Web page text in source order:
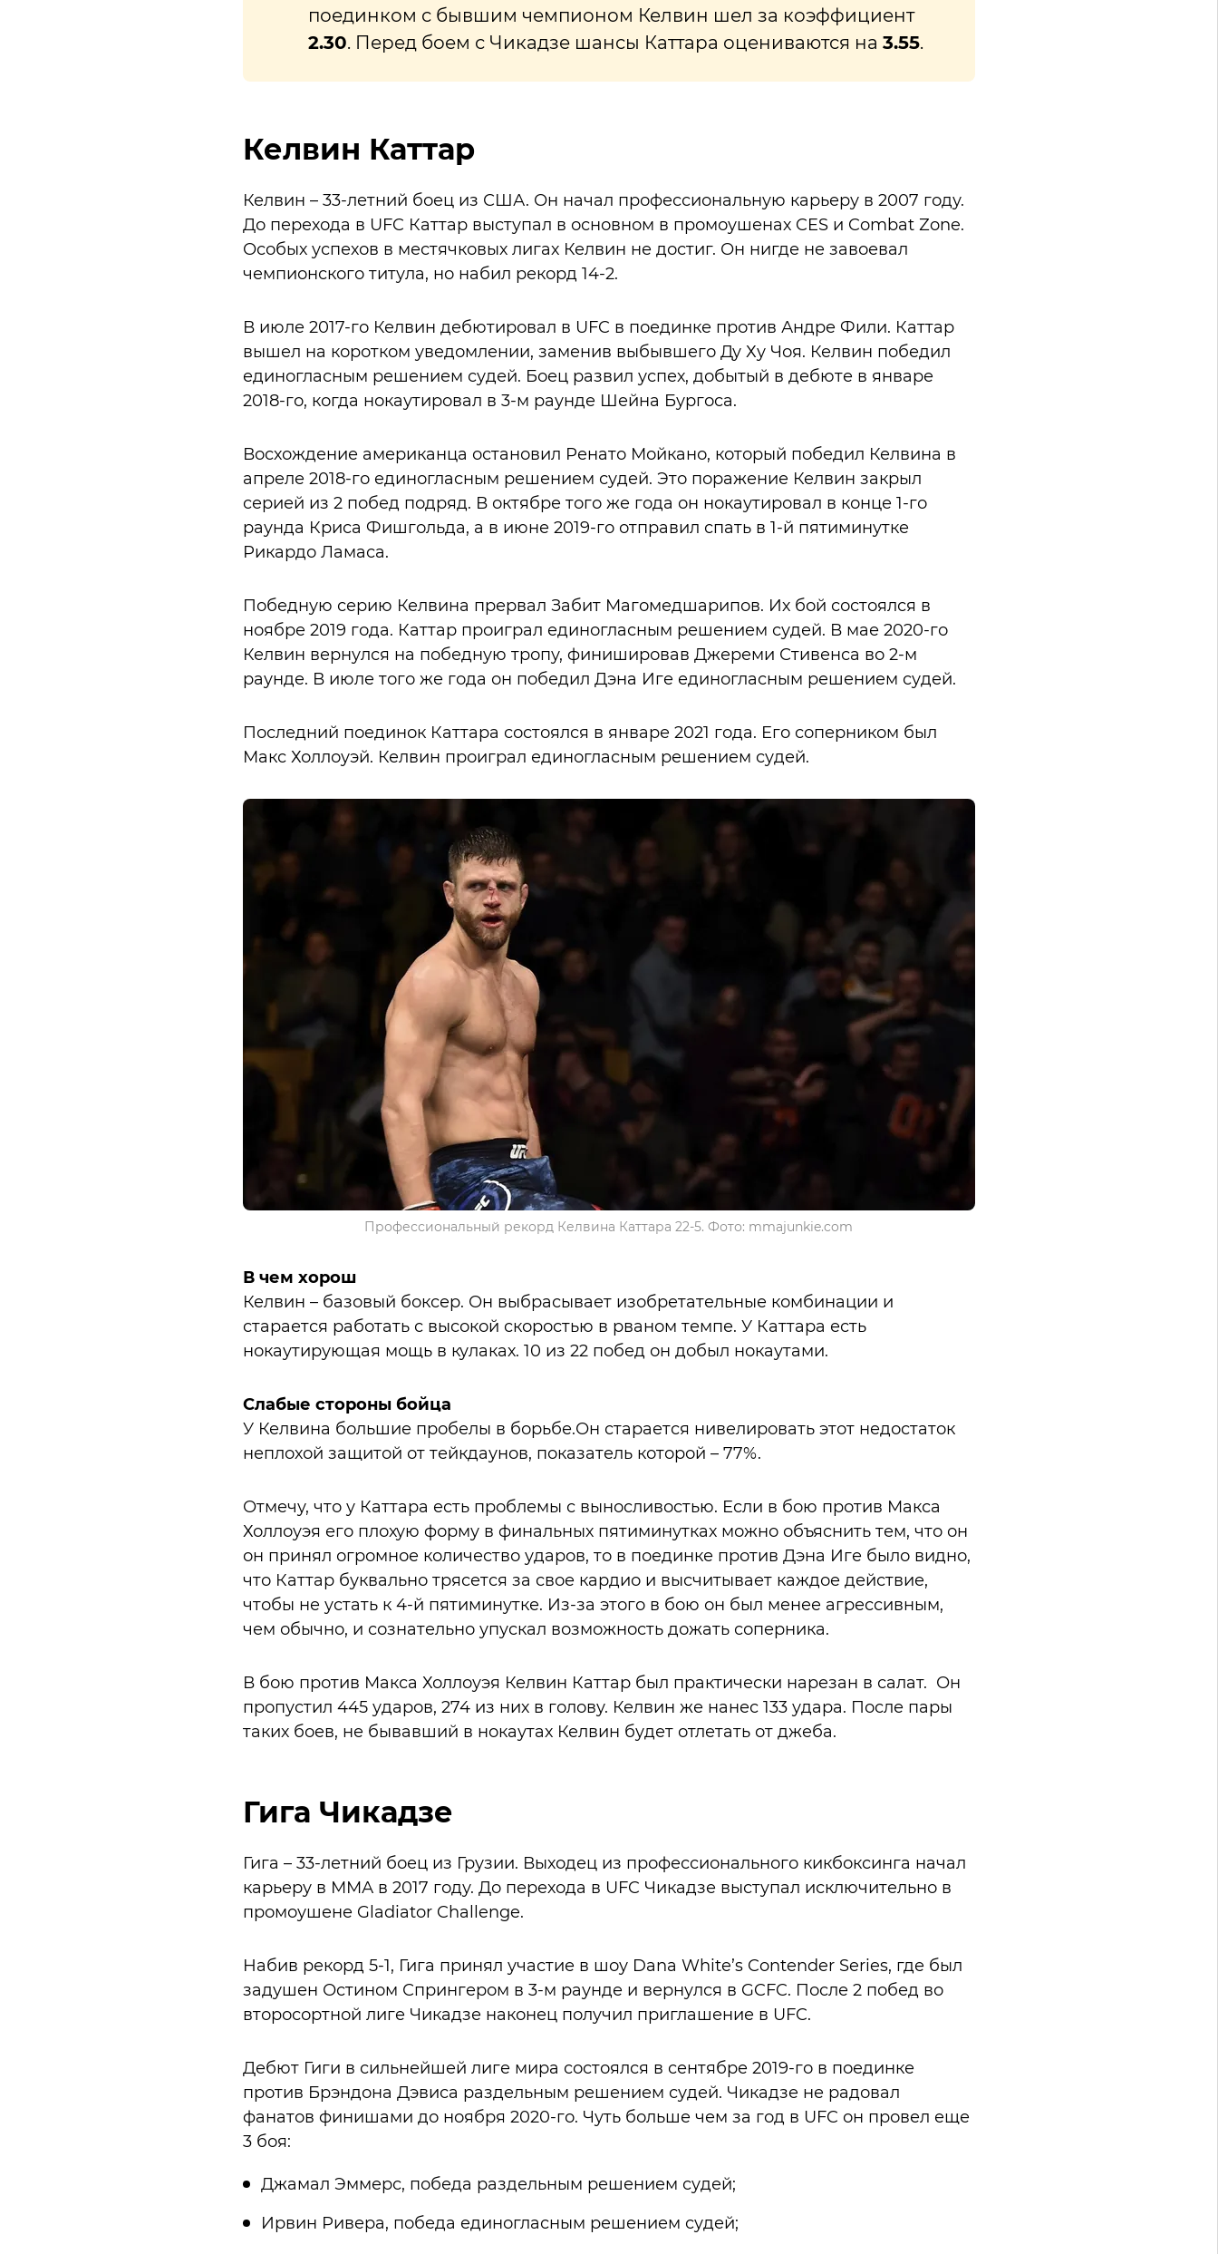
поединком с бывшим чемпионом Келвин шел за коэффициент
2.30. Перед боем с Чикадзе шансы Каттара оцениваются на 3.55.
Келвин Каттар
Келвин – 33-летний боец из США. Он начал профессиональную карьеру в 2007 году.
До перехода в UFC Каттар выступал в основном в промоушенах CES и Combat Zone.
Особых успехов в местячковых лигах Келвин не достиг. Он нигде не завоевал
чемпионского титула, но набил рекорд 14-2.
В июле 2017-го Келвин дебютировал в UFC в поединке против Андре Фили. Каттар
вышел на коротком уведомлении, заменив выбывшего Ду Ху Чоя. Келвин победил
единогласным решением судей. Боец развил успех, добытый в дебюте в январе
2018-го, когда нокаутировал в 3-м раунде Шейна Бургоса.
Восхождение американца остановил Ренато Мойкано, который победил Келвина в
апреле 2018-го единогласным решением судей. Это поражение Келвин закрыл
серией из 2 побед подряд. В октябре того же года он нокаутировал в конце 1-го
раунда Криса Фишгольда, а в июне 2019-го отправил спать в 1-й пятиминутке
Рикардо Ламаса.
Победную серию Келвина прервал Забит Магомедшарипов. Их бой состоялся в
ноябре 2019 года. Каттар проиграл единогласным решением судей. В мае 2020-го
Келвин вернулся на победную тропу, финишировав Джереми Стивенса во 2-м
раунде. В июле того же года он победил Дэна Иге единогласным решением судей.
Последний поединок Каттара состоялся в январе 2021 года. Его соперником был
Макс Холлоуэй. Келвин проиграл единогласным решением судей.
Профессиональный рекорд Келвина Каттара 22-5. Фото: mmajunkie.com
В чем хорош
Келвин – базовый боксер. Он выбрасывает изобретательные комбинации и
старается работать с высокой скоростью в рваном темпе. У Каттара есть
нокаутирующая мощь в кулаках. 10 из 22 побед он добыл нокаутами.
Слабые стороны бойца
У Келвина большие пробелы в борьбе.Он старается нивелировать этот недостаток
неплохой защитой от тейкдаунов, показатель которой – 77%.
Отмечу, что у Каттара есть проблемы с выносливостью. Если в бою против Макса
Холлоуэя его плохую форму в финальных пятиминутках можно объяснить тем, что он
он принял огромное количество ударов, то в поединке против Дэна Иге было видно,
что Каттар буквально трясется за свое кардио и высчитывает каждое действие,
чтобы не устать к 4-й пятиминутке. Из-за этого в бою он был менее агрессивным,
чем обычно, и сознательно упускал возможность дожать соперника.
В бою против Макса Холлоуэя Келвин Каттар был практически нарезан в салат. Он
пропустил 445 ударов, 274 из них в голову. Келвин же нанес 133 удара. После пары
таких боев, не бывавший в нокаутах Келвин будет отлетать от джеба.
Гига Чикадзе
Гига – 33-летний боец из Грузии. Выходец из профессионального кикбоксинга начал
карьеру в ММА в 2017 году. До перехода в UFC Чикадзе выступал исключительно в
промоушене Gladiator Challenge.
Набив рекорд 5-1, Гига принял участие в шоу Dana White’s Contender Series, где был
задушен Остином Спрингером в 3-м раунде и вернулся в GCFC. После 2 побед во
второсортной лиге Чикадзе наконец получил приглашение в UFC.
Дебют Гиги в сильнейшей лиге мира состоялся в сентябре 2019-го в поединке
против Брэндона Дэвиса раздельным решением судей. Чикадзе не радовал
фанатов финишами до ноября 2020-го. Чуть больше чем за год в UFC он провел еще
3 боя:
Джамал Эммерс, победа раздельным решением судей;
Ирвин Ривера, победа единогласным решением судей;